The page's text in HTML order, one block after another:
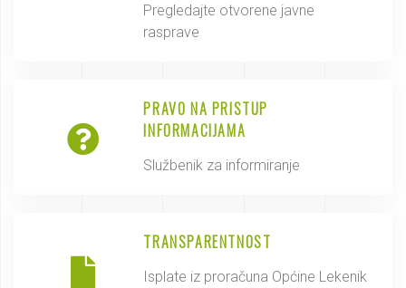
Pregledajte otvorene javne
rasprave
PRAVO NA PRISTUP
INFORMACIJAMA
Službenik za informiranje
TRANSPARENTNOST
Isplate iz proračuna Općine Lekenik